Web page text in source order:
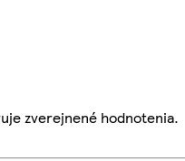
zverejnené hodnotenia.